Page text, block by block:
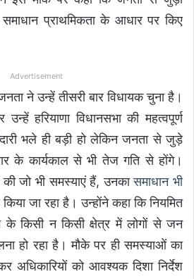
प्राथमिकता के आधार पर किए
Advertisement
ने उन्हें तीसरी बार विधायक चुना है।
हरियाणा विधानसभा की महत्वपूर्ण
भले ही बड़ी हो लेकिन जनता से जुड़े
के कार्यकाल से भी तेज गति से होंगे।
जो भी समस्याएं हैं, उनकासमाधान भी
जा रहा है। उन्होंने कहा कि नियमित
के किसी न किसी क्षेत्र में लोगों से जन
हो रहा है। मौके पर ही समस्याओं का
अधिकारियों को आवश्यक दिशा निर्देश